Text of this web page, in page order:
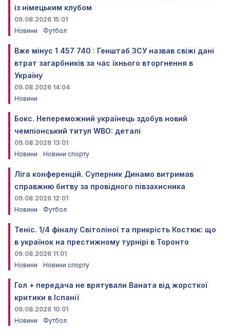
із німецьким клубом
09.08.2026 15:01
Новини
Футбол
Вже мінус 1 457 740 : Генштаб ЗСУ назвав свіжі дані
втрат загарбників за час їхнього вторгнення в
Україну
09.08.2026 14:04
Новини
Бокс. Непереможний українець здобув новий
чемпіонський титул WBO: деталі
09.08.2026 13:01
Новини
Новини спорту
Ліга конференцій. Суперник Динамо витримав
справжню битву за провідного півзахисника
09.08.2026 12:01
Новини
Футбол
Теніс. 1/4 фіналу Світоліної та прикрість Костюк: що
в українок на престижному турнірі в Торонто
09.08.2026 11:01
Новини
Новини спорту
Гол + передача не врятували Ваната від жорсткої
критики в Іспанії
09.08.2026 10:01
Новини
Футбол